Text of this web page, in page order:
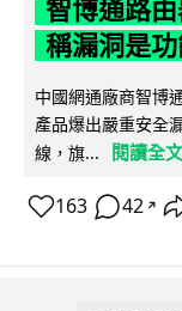
智博通路
稱漏洞是
中國網通廠商智博
產品爆出嚴重安全
線，旗...
閱讀全文
163 42 ↗